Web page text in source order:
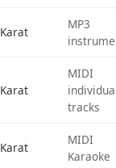
Karat
MP3
Karat
MIDI
tracks
Karat
MIDI
Karaoke